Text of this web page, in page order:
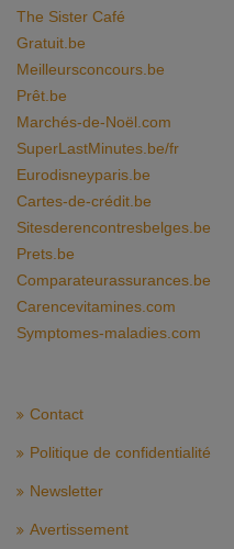
The Sister Café
Gratuit.be
Meilleursconcours.be
Prêt.be
Marchés-de-Noël.com
SuperLastMinutes.be/fr
Eurodisneyparis.be
Cartes-de-crédit.be
Sitesderencontresbelges.be
Prets.be
Comparateurassurances.be
Carencevitamines.com
Symptomes-maladies.com
Contact
Politique de confidentialité
Newsletter
Avertissement